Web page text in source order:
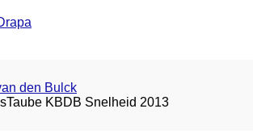
den Bulck
KBDB Snelheid 2013